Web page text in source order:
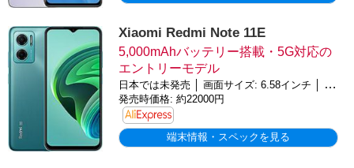
Xiaomi Redmi Note 11E
5,000mAhバッテリー搭載・5G対応の
エントリーモデル
日本では未発売 │ 画面サイズ: 6.58インチ │ バッテリー: 5,000mAh │ OS: Android 11
発売時価格: 約22000円
端末情報・スペックを見る